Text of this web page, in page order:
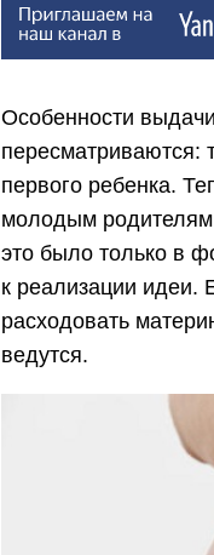
Особенности
пересматриваются:
первого ребенка.
молодым родителям
это было только в
к реализации идеи.
расходовать
ведутся.